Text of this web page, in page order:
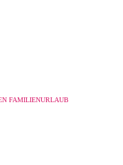
FAMILIENURLAUB